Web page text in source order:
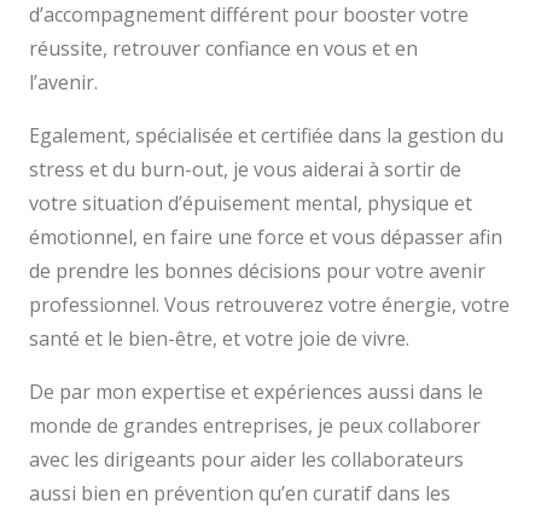
d’accompagnement différent pour booster votre
réussite, retrouver confiance en vous et en
l’avenir.
Egalement, spécialisée et certifiée dans la gestion du
stress et du burn-out, je vous aiderai à sortir de
votre situation d’épuisement mental, physique et
émotionnel, en faire une force et vous dépasser afin
de prendre les bonnes décisions pour votre avenir
professionnel. Vous retrouverez votre énergie, votre
santé et le bien-être, et votre joie de vivre.
De par mon expertise et expériences aussi dans le
monde de grandes entreprises, je peux collaborer
avec les dirigeants pour aider les collaborateurs
aussi bien en prévention qu’en curatif dans les